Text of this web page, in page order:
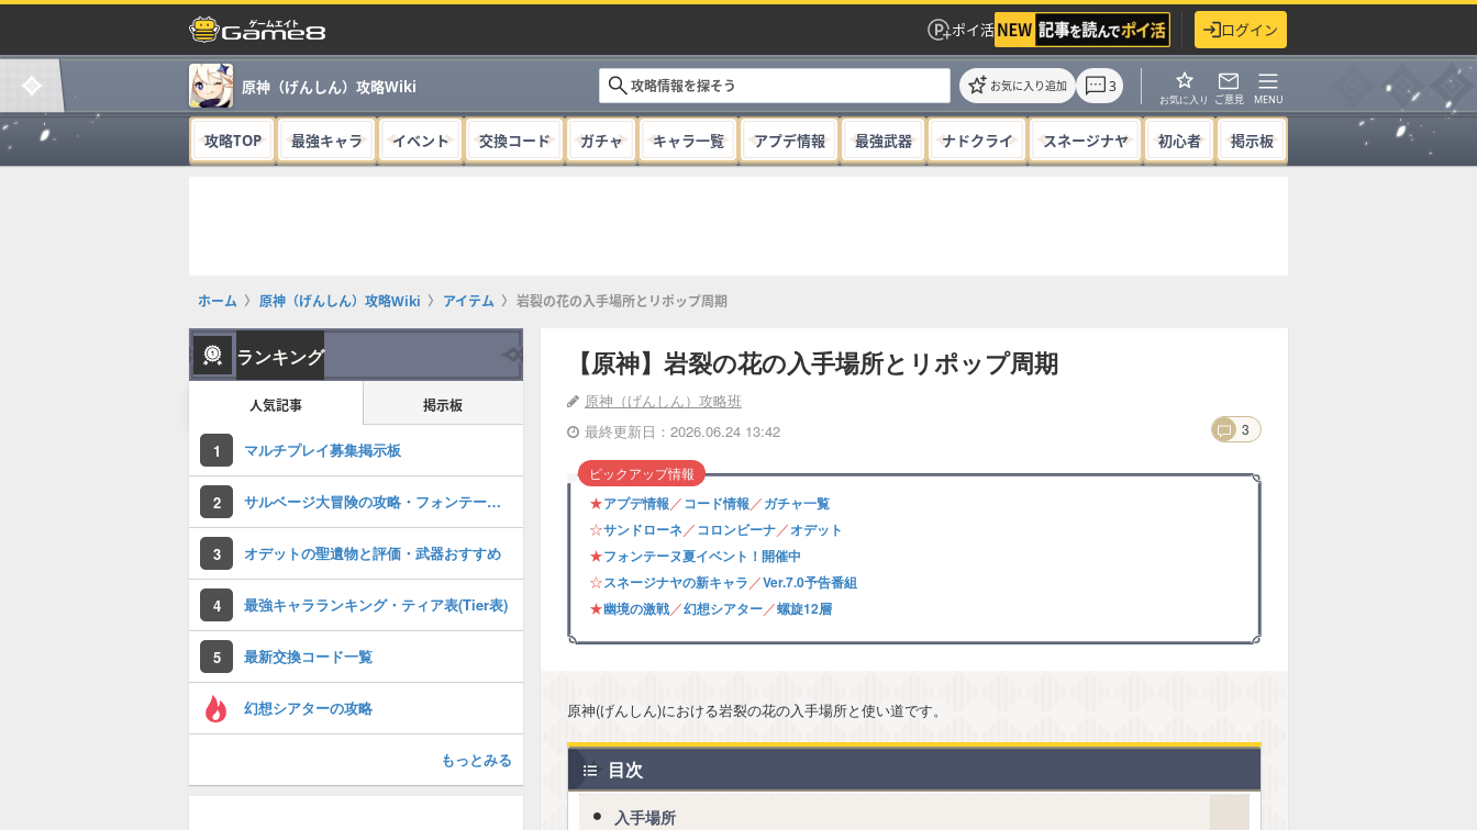
ポイ活 ログイン
原神（げんしん）攻略Wiki お気に入り追加 3
お気に入り ご意見 MENU
攻略TOP 最強キャラ イベント 交換コード ガチャ キャラ一覧 アプデ情報 最強武器 ナドクライ スネージナヤ 初心者 掲示板
ホーム 原神（げんしん）攻略Wiki アイテム 岩裂の花の入手場所とリポップ周期
【原神】岩裂の花の入手場所とリポップ周期
原神（げんしん）攻略班
最終更新日：2026.06.24 13:42
3
★アプデ情報／コード情報／ガチャ一覧
☆サンドローネ／コロンビーナ／オデット
★フォンテーヌ夏イベント！開催中
☆スネージナヤの新キャラ／Ver.7.0予告番組
★幽境の激戦／幻想シアター／螺旋12層
ピックアップ情報
原神(げんしん)における岩裂の花の入手場所と使い道です。
目次
入手場所
ランキング
人気記事 掲示板
1 マルチプレイ募集掲示板
2 サルベージ大冒険の攻略・フォンテーヌ夏イベント
3 オデットの聖遺物と評価・武器おすすめ
4 最強キャラランキング・ティア表(Tier表)
5 最新交換コード一覧
幻想シアターの攻略
もっとみる